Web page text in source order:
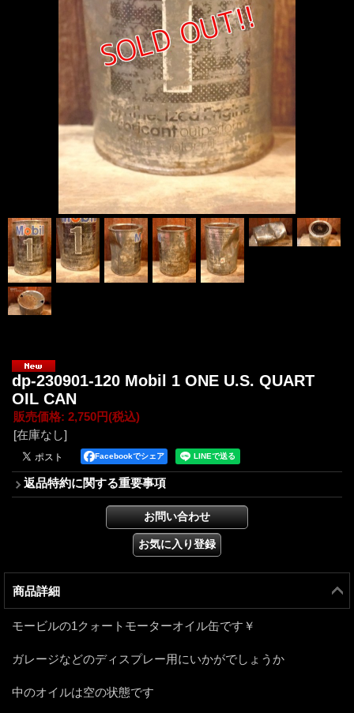
dp-230901-120 Mobil 1 ONE U.S. QUART
OIL CAN
販売価格: 2,750円(税込)
[在庫なし]
Facebookでシェア
返品特約に関する重要事項
商品詳細
モービルの1クォートモーターオイル缶です￥
ガレージなどのディスプレー用にいかがでしょうか
中のオイルは空の状態です